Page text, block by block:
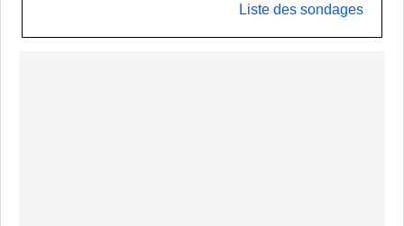
Liste des sondages